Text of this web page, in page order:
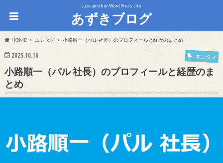
Just another WordPress site
あずきブログ
HOME エンタメ 小路順一（パル 社長）のプロフィールと経歴のまとめ
2025.10.16 エンタメ
小路順一（パル 社長）のプロフィールと経歴のま
とめ